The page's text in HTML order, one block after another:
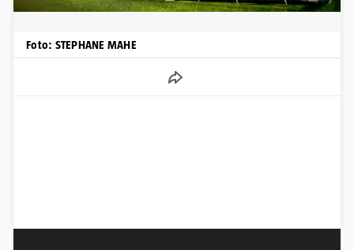
Foto: STEPHANE MAHE